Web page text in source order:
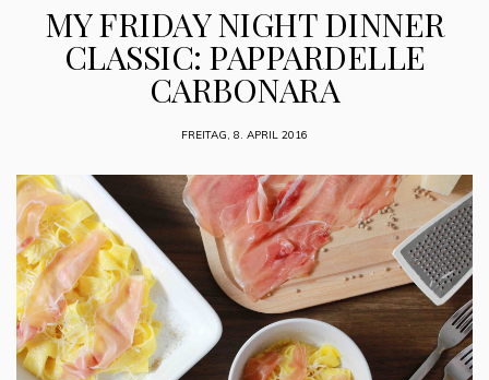
MY FRIDAY NIGHT DINNER
CLASSIC: PAPPARDELLE
CARBONARA
FREITAG, 8. APRIL 2016